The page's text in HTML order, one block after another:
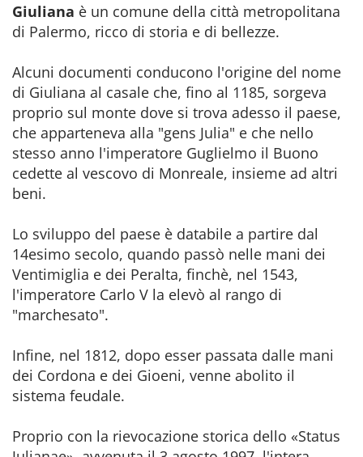
Giuliana è un comune della città metropolitana
di Palermo, ricco di storia e di bellezze.
Alcuni documenti conducono l'origine del nome
di Giuliana al casale che, fino al 1185, sorgeva
proprio sul monte dove si trova adesso il paese,
che apparteneva alla "gens Julia" e che nello
stesso anno l'imperatore Guglielmo il Buono
cedette al vescovo di Monreale, insieme ad altri
beni.
Lo sviluppo del paese è databile a partire dal
14esimo secolo, quando passò nelle mani dei
Ventimiglia e dei Peralta, finchè, nel 1543,
l'imperatore Carlo V la elevò al rango di
"marchesato".
Infine, nel 1812, dopo esser passata dalle mani
dei Cordona e dei Gioeni, venne abolito il
sistema feudale.
Proprio con la rievocazione storica dello «Status